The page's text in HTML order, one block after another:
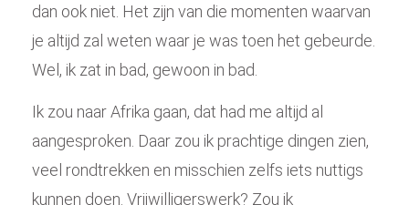
dan ook niet. Het zijn van die momenten waarvan
je altijd zal weten waar je was toen het gebeurde.
Wel, ik zat in bad, gewoon in bad.
Ik zou naar Afrika gaan, dat had me altijd al
aangesproken. Daar zou ik prachtige dingen zien,
veel rondtrekken en misschien zelfs iets nuttigs
kunnen doen. Vrijwilligerswerk? Zou ik